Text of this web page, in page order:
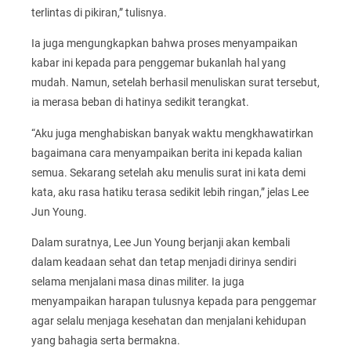
terlintas di pikiran,” tulisnya.
Ia juga mengungkapkan bahwa proses menyampaikan
kabar ini kepada para penggemar bukanlah hal yang
mudah. Namun, setelah berhasil menuliskan surat tersebut,
ia merasa beban di hatinya sedikit terangkat.
“Aku juga menghabiskan banyak waktu mengkhawatirkan
bagaimana cara menyampaikan berita ini kepada kalian
semua. Sekarang setelah aku menulis surat ini kata demi
kata, aku rasa hatiku terasa sedikit lebih ringan,” jelas Lee
Jun Young.
Dalam suratnya, Lee Jun Young berjanji akan kembali
dalam keadaan sehat dan tetap menjadi dirinya sendiri
selama menjalani masa dinas militer. Ia juga
menyampaikan harapan tulusnya kepada para penggemar
agar selalu menjaga kesehatan dan menjalani kehidupan
yang bahagia serta bermakna.